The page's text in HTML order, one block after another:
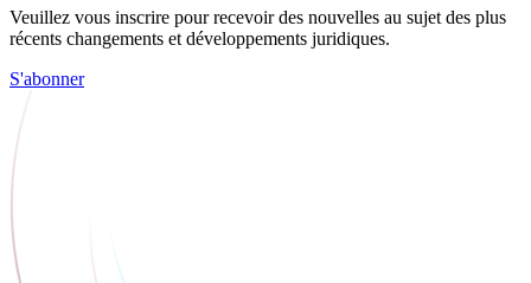
Veuillez vous inscrire pour recevoir des nouvelles au sujet des plus
récents changements et développements juridiques.
S'abonner